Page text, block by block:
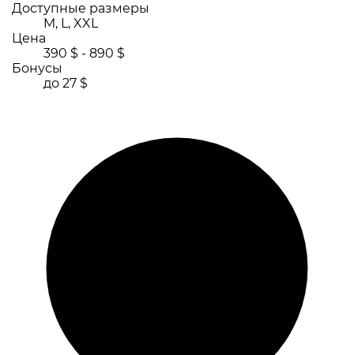
Доступные размеры
M, L, XXL
Цена
390 $ - 890 $
Бонусы
до 27 $